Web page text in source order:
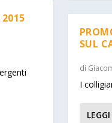
SUL
di
I